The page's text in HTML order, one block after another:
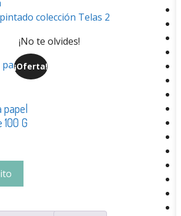
colección Telas 2
¡No te olvides!
¡Oferta!
papel
G